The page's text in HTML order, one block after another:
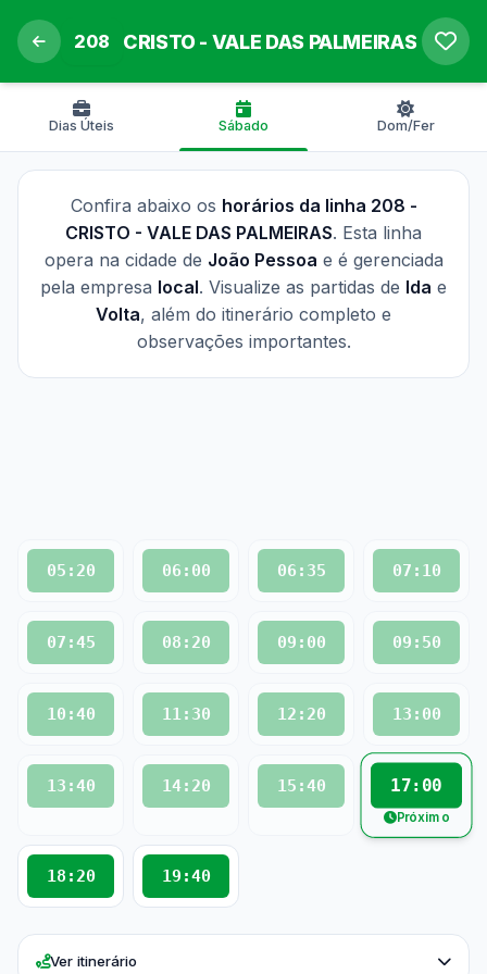
208 CRISTO - VALE DAS PALMEIRAS
Dias Úteis Sábado Dom/Fer
Confira abaixo os horários da linha 208 -
CRISTO - VALE DAS PALMEIRAS. Esta linha
opera na cidade de João Pessoa e é gerenciada
pela empresa local. Visualize as partidas de Ida e
Volta, além do itinerário completo e
observações importantes.
05:20 06:00 06:35 07:10
07:45 08:20 09:00 09:50
10:40 11:30 12:20 13:00
13:40 14:20 15:40 17:00
Próximo
18:20 19:40
Ver itinerário